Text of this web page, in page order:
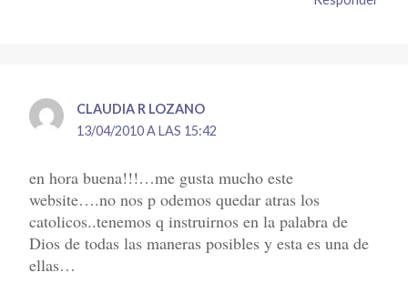
CLAUDIA R LOZANO
13/04/2010 A LAS 15:42
en hora buena!!!…me gusta mucho este
website….no nos p odemos quedar atras los
catolicos..tenemos q instruirnos en la palabra de
Dios de todas las maneras posibles y esta es una de
ellas…